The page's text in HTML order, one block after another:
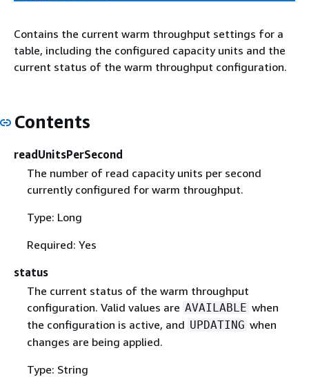
Contains the current warm throughput settings for a
table, including the configured capacity units and the
current status of the warm throughput configuration.
Contents
readUnitsPerSecond
The number of read capacity units per second
currently configured for warm throughput.
Type: Long
Required: Yes
status
The current status of the warm throughput
configuration. Valid values are AVAILABLE when
the configuration is active, and UPDATING when
changes are being applied.
Type: String